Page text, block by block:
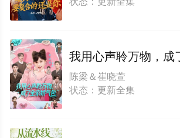
陈梁＆崔晓萱
状态：更新全集